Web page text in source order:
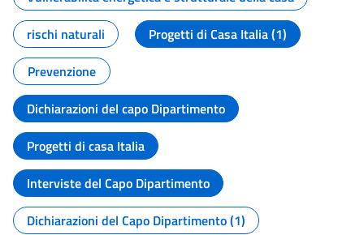
rischi naturali
Progetti di Casa Italia (1)
Prevenzione
Dichiarazioni del capo Dipartimento
Progetti di casa Italia
Interviste del Capo Dipartimento
Dichiarazioni del Capo Dipartimento (1)